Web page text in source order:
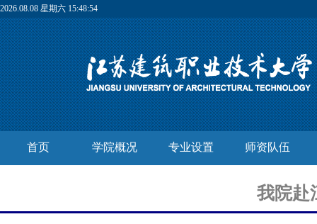
2026.08.08 星期六 15:48:54
首页 学院概况 专业设置 师资队伍
我院赴